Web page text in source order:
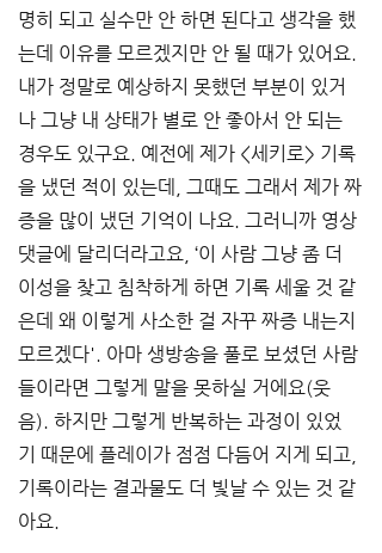
명히 되고 실수만 안 하면 된다고 생각을 했
는데 이유를 모르겠지만 안 될 때가 있어요.
내가 정말로 예상하지 못했던 부분이 있거
나 그냥 내 상태가 별로 안 좋아서 안 되는
경우도 있구요. 예전에 제가 <세키로> 기록
을 냈던 적이 있는데, 그때도 그래서 제가 짜
증을 많이 냈던 기억이 나요. 그러니까 영상
댓글에 달리더라고요, ‘이 사람 그냥 좀 더
이성을 찾고 침착하게 하면 기록 세울 것 같
은데 왜 이렇게 사소한 걸 자꾸 짜증 내는지
모르겠다'. 아마 생방송을 풀로 보셨던 사람
들이라면 그렇게 말을 못하실 거에요(웃
음). 하지만 그렇게 반복하는 과정이 있었
기 때문에 플레이가 점점 다듬어 지게 되고,
기록이라는 결과물도 더 빛날 수 있는 것 같
아요.